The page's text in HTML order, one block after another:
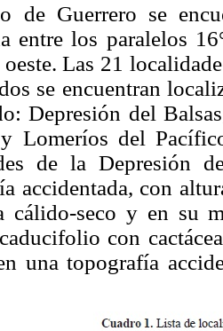
de Guerrero se
entre los paralelos
Las 21
se encuentran
Depresión del
y Lomeríos del
de la Depresión
accidentada, con
cálido-seco y en su
con
una topografía